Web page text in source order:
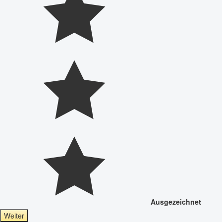
Ausgezeichnet
Weiter